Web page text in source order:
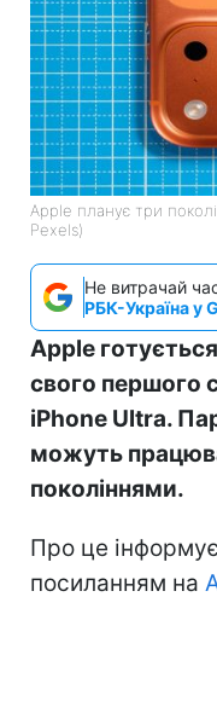
Apple планує три
Pexels)
Не витрачай
РБК-Україна у
Apple
свого першого
iPhone Ultra.
можуть
поколіннями.
Про це інформує
посиланням на